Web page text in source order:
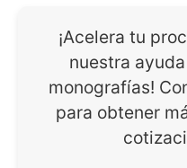
¡Acelera tu
nuestra
monografías!
para obtener